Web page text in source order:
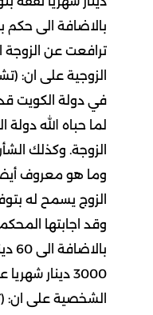
بالاضافة الى حكم بمبلغ 3000 دينار نفقة فائتة، والزام الزوج بالمصاريف
الزوجية على ان:
في دولة الكويت
لما حباه الله
الزوجة. وكذلك
وما هو معروف أيضا
الزوج يسمح له
الشخصية على ان: